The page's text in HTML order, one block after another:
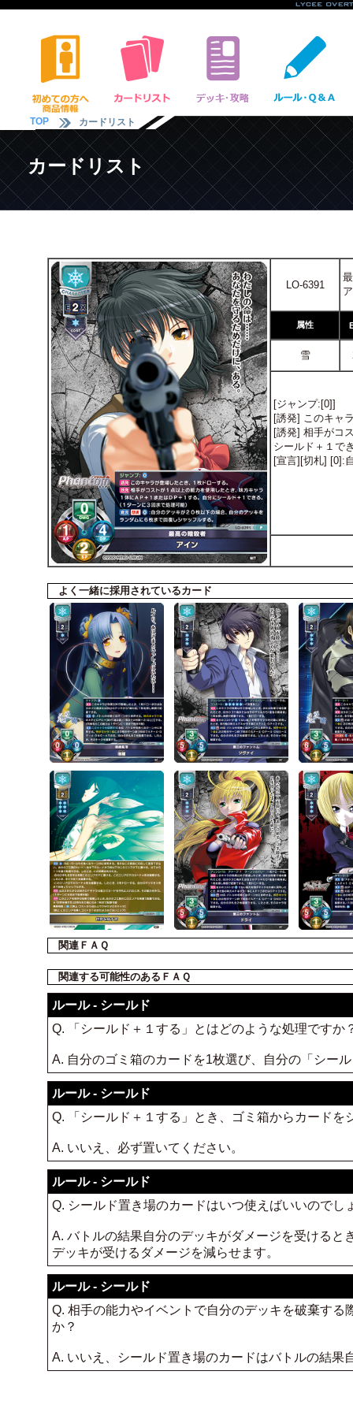
TOP カードリスト
カードリスト
LO-6391
属性
雪
[ジャンプ:[0]]
[誘発] このキャ
[誘発] 相手がコ
シールド＋１で
[宣言][切札] [0]:
よく一緒に採用されているカード
関連ＦＡＱ
関連する可能性のあるＦＡＱ
ルール - シールド
Q. 「シールド＋１する」とはどのような処理ですか
A. 自分のゴミ箱のカードを1枚選び、自分の「シー
ルール - シールド
Q. 「シールド＋１する」とき、ゴミ箱からカード
A. いいえ、必ず置いてください。
ルール - シールド
Q. シールド置き場のカードはいつ使えばいいのでし
A. バトルの結果自分のデッキがダメージを受ける
デッキが受けるダメージを減らせます。
ルール - シールド
Q. 相手の能力やイベントで自分のデッキを破棄す
か？
A. いいえ、シールド置き場のカードはバトルの結